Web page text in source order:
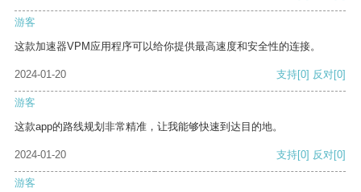
游客
这款加速器VPM应用程序可以给你提供最高速度和安全性的连接。
2024-01-20 支持[0] 反对[0]
游客
这款app的路线规划非常精准，让我能够快速到达目的地。
2024-01-20 支持[0] 反对[0]
游客